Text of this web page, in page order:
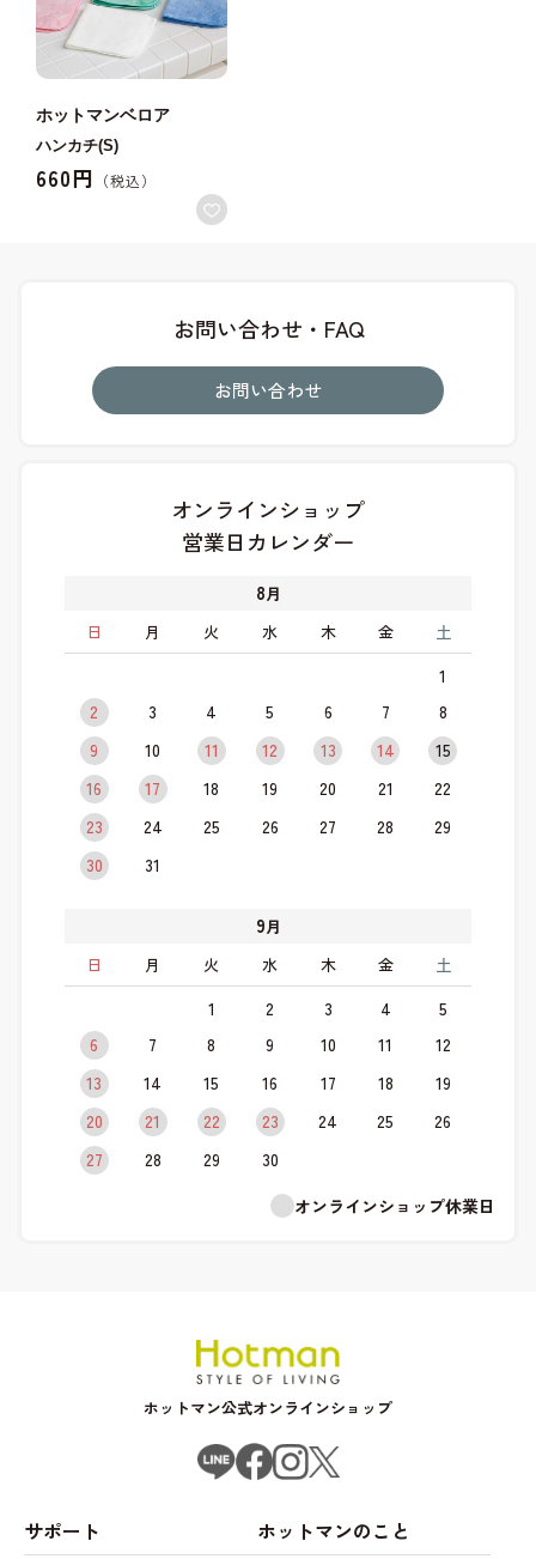
ホットマンベロア
ハンカチ(S)
660円
お問い合わせ・FAQ
お問い合わせ
オンラインショップ
営業日カレンダー
8月
日
月 火 水 木 金 土
1
2
3 4 5 6 7
8
9
10 11 12 13 14
15
16
17 18 19 20 21
22
23
24 25 26 27 28
29
30
31
9月
日
月 火 水 木 金 土
1 2 3 4
5
6
7 8 9 10 11
12
13
14 15 16 17 18
19
20
21 22 23 24 25
26
27
28 29
30
オンラインショップ休業日
ホットマン公式オンラインショップ
サポート ホットマンのこと